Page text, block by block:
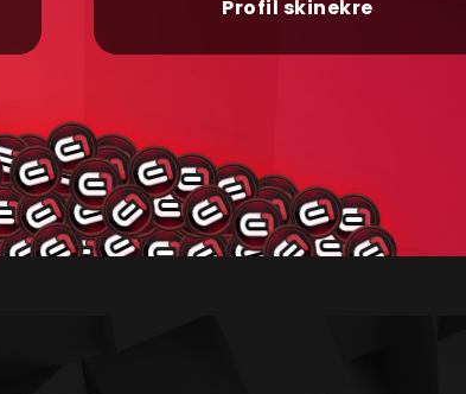
Profil skinekre